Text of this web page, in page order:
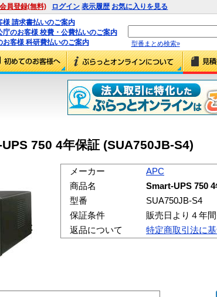
会員登録(無料) ログイン 表示履歴 お気に入りを見る
様 請求書払いのご案内
庁のお客様 校費・公費払いのご案内
お客様 科研費払いのご案内
型番まとめ検索»
750 4年保証 (SUA750JB-S4)
メーカー
APC
商品名
Smart-UPS 750
型番
SUA750JB-S4
保証条件
販売日より４年
返品について
特定商取引法に